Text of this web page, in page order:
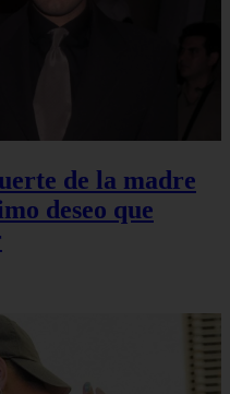
de la madre
deseo que